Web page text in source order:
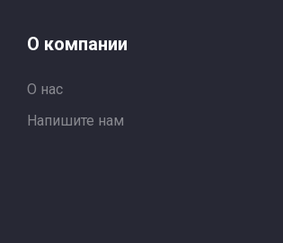
О компании
О нас
Напишите нам